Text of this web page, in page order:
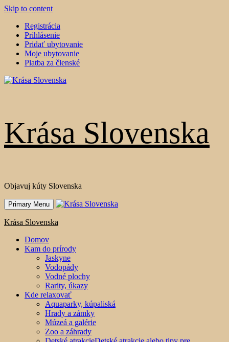
Skip to content
Registrácia
Prihlásenie
Pridať ubytovanie
Moje ubytovanie
Platba za členské
Krása Slovenska
Objavuj kúty Slovenska
Primary Menu
Krása Slovenska
Domov
Kam do prírody
Jaskyne
Vodopády
Vodné plochy
Rarity, úkazy
Kde relaxovať
Aquaparky, kúpaliská
Hrady a zámky
Múzeá a galérie
Zoo a záhrady